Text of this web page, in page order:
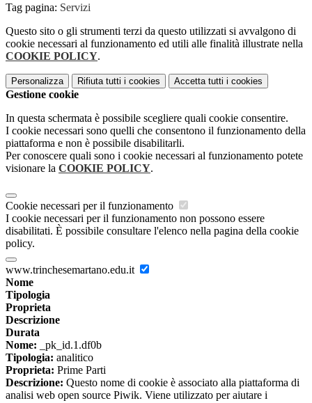
Tag pagina: Servizi
Questo sito o gli strumenti terzi da questo utilizzati si avvalgono di
cookie necessari al funzionamento ed utili alle finalità illustrate nella
COOKIE POLICY.
Personalizza Rifiuta tutti i cookies Accetta tutti i cookies
Gestione cookie
In questa schermata è possibile scegliere quali cookie consentire.
I cookie necessari sono quelli che consentono il funzionamento della
piattaforma e non è possibile disabilitarli.
Per conoscere quali sono i cookie necessari al funzionamento potete
visionare la COOKIE POLICY.
Cookie necessari per il funzionamento
I cookie necessari per il funzionamento non possono essere
disabilitati. È possibile consultare l'elenco nella pagina della cookie
policy.
www.trinchesemartano.edu.it
Nome
Tipologia
Proprieta
Descrizione
Durata
Nome: _pk_id.1.df0b
Tipologia: analitico
Proprieta: Prime Parti
Descrizione: Questo nome di cookie è associato alla piattaforma di
analisi web open source Piwik. Viene utilizzato per aiutare i